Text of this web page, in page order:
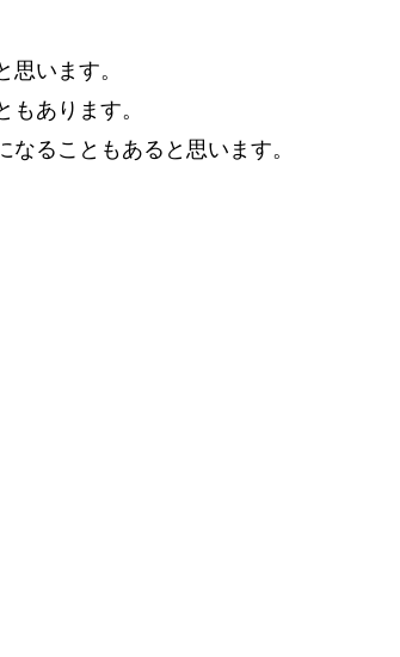
います。
あります。
ることもあると思います。